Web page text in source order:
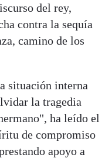
del rey,
contra la sequía
camino de los
situación interna
la tragedia
ha leído el
de compromiso
apoyo a